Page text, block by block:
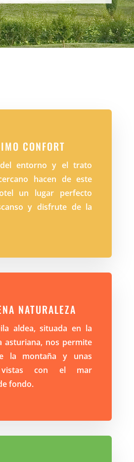
CONFORT
entorno y el trato
hacen de este
un lugar perfecto
y disfrute de la
NATURALEZA
aldea, situada en la
asturiana, nos permite
la montaña y unas
vistas con el mar
fondo.